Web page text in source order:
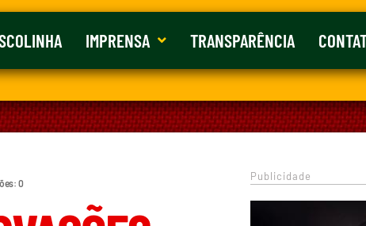
IMPRENSA TRANSPARÊNCIA
0
Publicidade